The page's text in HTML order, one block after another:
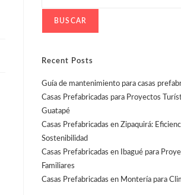
BUSCAR
Recent Posts
Guía de mantenimiento para casas
Casas Prefabricadas para Proyectos
Guatapé
Casas Prefabricadas en Zipaquirá:
Sostenibilidad
Casas Prefabricadas en Ibagué para
Familiares
Casas Prefabricadas en Montería para